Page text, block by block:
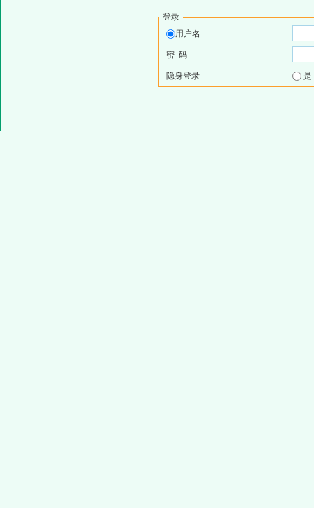
登录
用户名
密 码
隐身登录